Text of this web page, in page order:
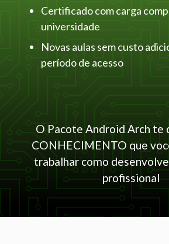
Certificado com carga
universidade
Novas aulas sem custo
período de acesso
O Pacote Android Arch te
CONHECIMENTO que
trabalhar como
profissional